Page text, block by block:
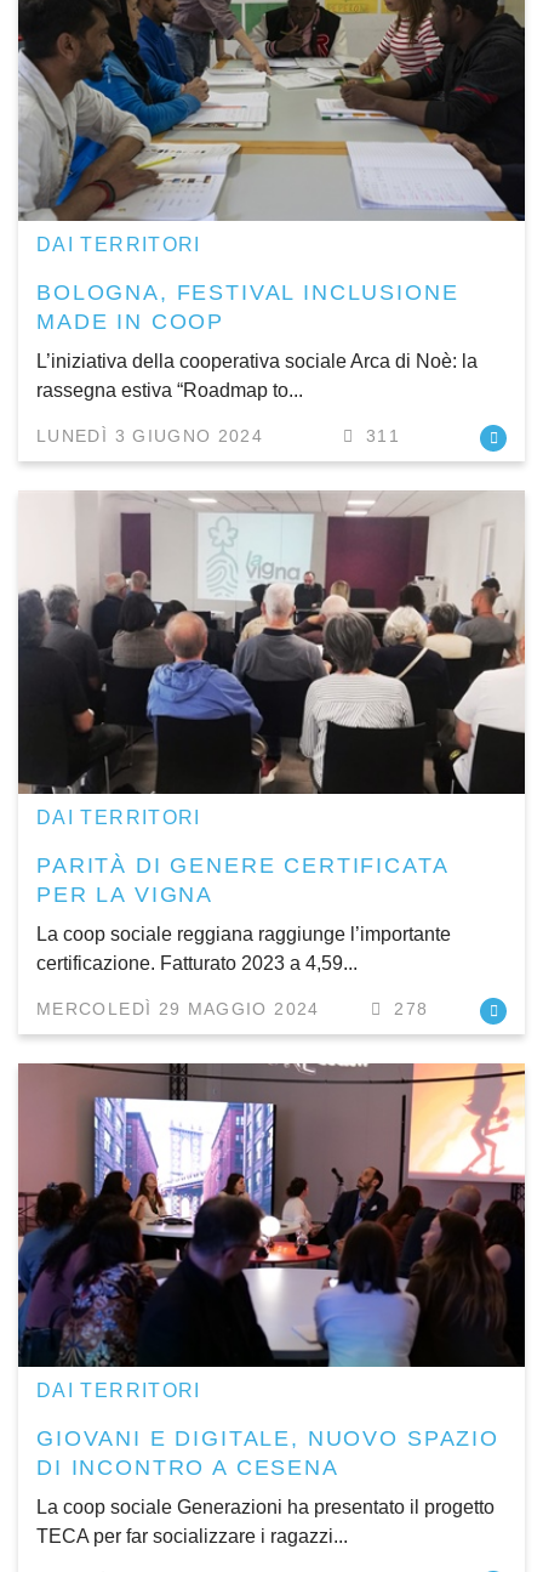
DAI TERRITORI
BOLOGNA, FESTIVAL INCLUSIONE
MADE IN COOP
L’iniziativa della cooperativa sociale Arca di Noè: la
rassegna estiva “Roadmap to...
LUNEDÌ 3 GIUGNO 2024 311
DAI TERRITORI
PARITÀ DI GENERE CERTIFICATA
PER LA VIGNA
La coop sociale reggiana raggiunge l’importante
certificazione. Fatturato 2023 a 4,59...
MERCOLEDÌ 29 MAGGIO 2024 278
DAI TERRITORI
GIOVANI E DIGITALE, NUOVO SPAZIO
DI INCONTRO A CESENA
La coop sociale Generazioni ha presentato il progetto
TECA per far socializzare i ragazzi...